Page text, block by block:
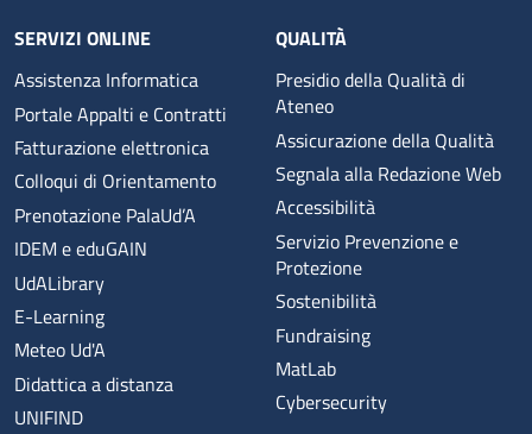
SERVIZI ONLINE
Assistenza Informatica
Portale Appalti e Contratti
Fatturazione elettronica
Colloqui di Orientamento
Prenotazione PalaUd’A
IDEM e eduGAIN
UdALibrary
E-Learning
Meteo Ud'A
Didattica a distanza
UNIFIND
QUALITÀ
Presidio della Qualità di
Ateneo
Assicurazione della Qualità
Segnala alla Redazione Web
Accessibilità
Servizio Prevenzione e
Protezione
Sostenibilità
Fundraising
MatLab
Cybersecurity